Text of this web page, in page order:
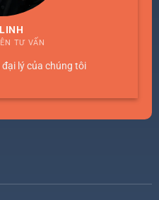
TƯ VẤN
lý của chúng tôi